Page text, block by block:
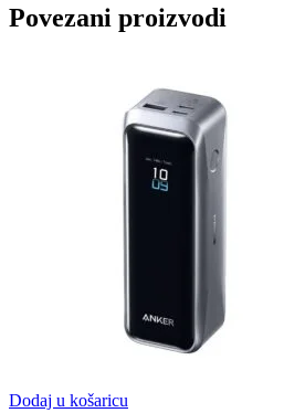
Povezani proizvodi
Dodaj u košaricu